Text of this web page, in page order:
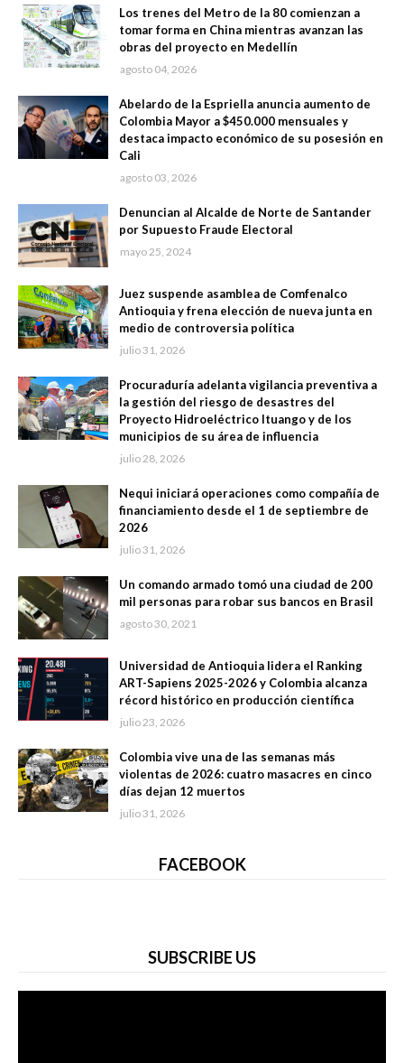
Los trenes del Metro de la 80 comienzan a
tomar forma en China mientras avanzan las
obras del proyecto en Medellín
agosto 04, 2026
Abelardo de la Espriella anuncia aumento de
Colombia Mayor a $450.000 mensuales y
destaca impacto económico de su posesión en
Cali
agosto 03, 2026
Denuncian al Alcalde de Norte de Santander
por Supuesto Fraude Electoral
mayo 25, 2024
Juez suspende asamblea de Comfenalco
Antioquia y frena elección de nueva junta en
medio de controversia política
julio 31, 2026
Procuraduría adelanta vigilancia preventiva a
la gestión del riesgo de desastres del
Proyecto Hidroeléctrico Ituango y de los
municipios de su área de influencia
julio 28, 2026
Nequi iniciará operaciones como compañía de
financiamiento desde el 1 de septiembre de
2026
julio 31, 2026
Un comando armado tomó una ciudad de 200
mil personas para robar sus bancos en Brasil
agosto 30, 2021
Universidad de Antioquia lidera el Ranking
ART-Sapiens 2025-2026 y Colombia alcanza
récord histórico en producción científica
julio 23, 2026
Colombia vive una de las semanas más
violentas de 2026: cuatro masacres en cinco
días dejan 12 muertos
julio 31, 2026
FACEBOOK
SUBSCRIBE US